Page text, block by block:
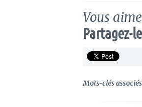
Vous
Partagez-
Mots-clés